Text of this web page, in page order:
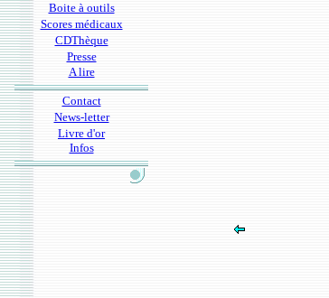
Boite à outils
Scores médicaux
CDThèque
Presse
A lire
Contact
News-letter
Livre d'or
Infos